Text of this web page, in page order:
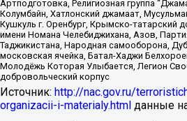
Артподготовка, Религиозная группа
Колумбайн, Хатлонский джамаат,
Кушкуль г. Оренбург, Крымско-татарский
имени Номана Челебиджихана, Азов,
Таджикистана, Народная самооборона,
московская ячейка, Батал-Хаджи
Молодёжь Которая Улыбается, Легион
добровольческий корпус
Источник: http://nac.gov.ru/
organizacii-i-materialy.html данные